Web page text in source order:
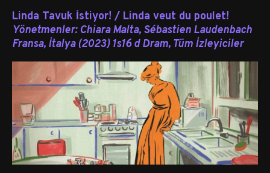
Linda Tavuk İstiyor! / Linda veut du poulet!
Yönetmenler: Chiara Malta, Sébastien Laudenbach
Fransa, İtalya (2023) 1s16 d Dram, Tüm İzleyiciler